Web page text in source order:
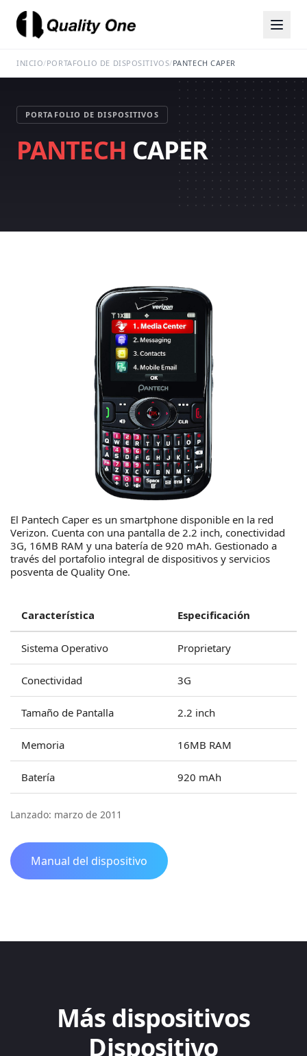
INICIO/PORTAFOLIO DE DISPOSITIVOS/PANTECH CAPER
PORTAFOLIO DE DISPOSITIVOS
PANTECH CAPER
El Pantech Caper es un smartphone disponible en la red
Verizon. Cuenta con una pantalla de 2.2 inch, conectividad
3G, 16MB RAM y una batería de 920 mAh. Gestionado a
través del portafolio integral de dispositivos y servicios
posventa de Quality One.
Característica Especificación
Sistema Operativo Proprietary
Conectividad 3G
Tamaño de Pantalla 2.2 inch
Memoria 16MB RAM
Batería 920 mAh
Lanzado: marzo de 2011
Manual del dispositivo
Más dispositivos
Dispositivo